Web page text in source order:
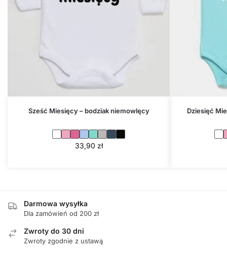
Sześć Miesięcy – bodziak niemowlęcy
33,90 zł
Dziesięć
Darmowa wysyłka
Dla zamówień od 200 zł
Zwroty do 30 dni
Zwroty zgodnie z ustawą